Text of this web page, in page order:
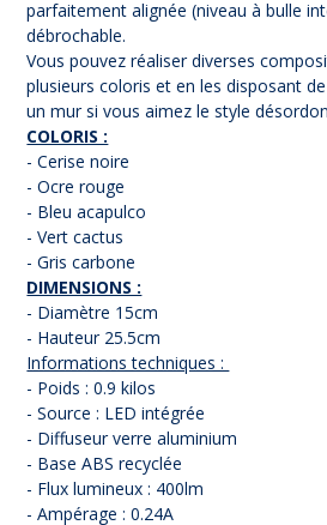
parfaitement alignée (niveau à bulle
débrochable.
Vous pouvez réaliser diverses
plusieurs coloris et en les disposant
un mur si vous aimez le style
COLORIS :
- Cerise noire
- Ocre rouge
- Bleu acapulco
- Vert cactus
- Gris carbone
DIMENSIONS :
- Diamètre 15cm
- Hauteur 25.5cm
Informations techniques :
- Poids : 0.9 kilos
- Source : LED intégrée
- Diffuseur verre aluminium
- Base ABS recyclée
- Flux lumineux : 400lm
- Ampérage : 0.24A